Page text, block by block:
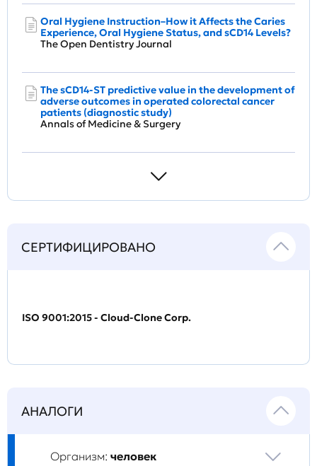
Oral Hygiene Instruction–How it Affects the Caries
Experience, Oral Hygiene Status, and sCD14 Levels?
The Open Dentistry Journal
The sCD14-ST predictive value in the development of
adverse outcomes in operated colorectal cancer
patients (diagnostic study)
Annals of Medicine & Surgery
СЕРТИФИЦИРОВАНО
ISO 9001:2015 - Cloud-Clone Corp.
АНАЛОГИ
Организм: человек